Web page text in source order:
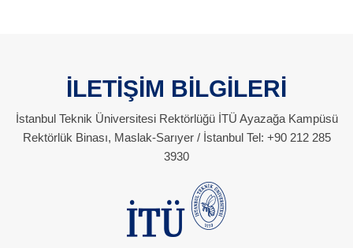
İLETİŞİM BİLGİLERİ
İstanbul Teknik Üniversitesi Rektörlüğü İTÜ Ayazağa Kampüsü
Rektörlük Binası, Maslak-Sarıyer / İstanbul Tel: +90 212 285
3930